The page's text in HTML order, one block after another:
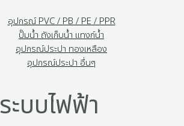
อุปกรณ์ PVC / PB / PE / PPR
ปั๊มน้ำ ถังเก็บน้ำ แทงก์น้ำ
อุปกรณ์ประปา ทองเหลือง
อุปกรณ์ประปา อื่นๆ
ระบบไฟฟ้า